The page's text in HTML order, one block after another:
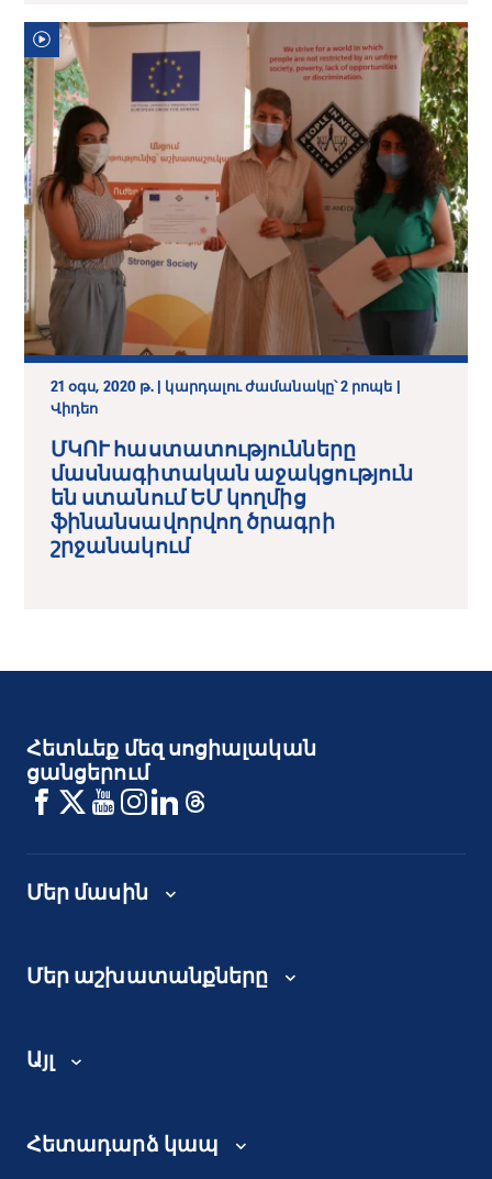
21 օգս, 2020 թ. | կարդալու ժամանակը՝ 2 րոպե |
Վիդեո
ՄԿՈՒ հաստատությունները
մասնագիտական աջակցություն
են ստանում ԵՄ կողմից
ֆինանսավորվող ծրագրի
շրջանակում
Հետևեք մեզ սոցիալական
ցանցերում
Մեր մասին
Մեր աշխատանքները
Այլ
Հետադարձ կապ